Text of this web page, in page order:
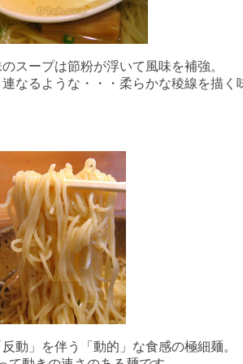
スープは節粉が浮いて風味を補強。
なるような・・・柔らかな稜線を描く
動」を伴う「動的」な食感の極細麺。